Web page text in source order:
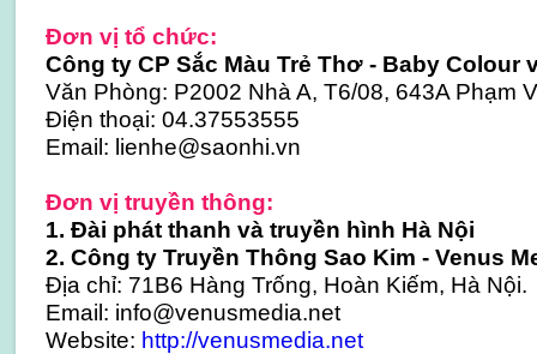
Đơn vị tổ chức:
Công ty CP Sắc Màu Trẻ Thơ - Baby Colour
Văn Phòng: P2002 Nhà A, T6/08, 643A Phạm
Điện thoại: 04.37553555
Email: lienhe@saonhi.vn
Đơn vị truyền thông:
1. Đài phát thanh và truyền hình Hà Nội
2. Công ty Truyền Thông Sao Kim - Venus
Địa chỉ: 71B6 Hàng Trống, Hoàn Kiếm, Hà Nội.
Email: info@venusmedia.net
Website: http://venusmedia.net